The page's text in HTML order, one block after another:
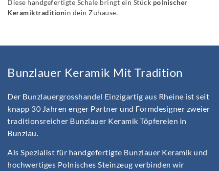
Diese handgefertigte Schale bringt ein Stück polnischer
Keramiktraditionin dein Zuhause.
Bunzlauer Keramik Mit Tradition
Der Bunzlauergrosshandel Einzigartig aus Rheine ist seit
knapp 30 Jahren enger Partner und Formdesigner zweier
traditionsreicher Bunzlauer Keramik Töpfereien in
Bunzlau.
Als Spezialist für handgefertigte Bunzlauer Keramik und
hochwertiges Polnisches Steinzeug verbinden wir